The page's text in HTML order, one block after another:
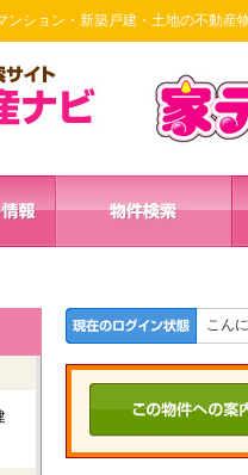
ンション・新築戸建・土地の不動産
こん